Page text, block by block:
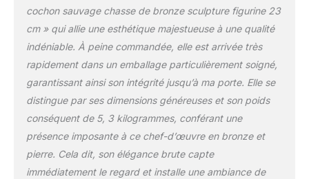
cochon sauvage chasse de bronze sculpture figurine 23
cm » qui allie une esthétique majestueuse à une qualité
indéniable. À peine commandée, elle est arrivée très
rapidement dans un emballage particulièrement soigné,
garantissant ainsi son intégrité jusqu’à ma porte. Elle se
distingue par ses dimensions généreuses et son poids
conséquent de 5, 3 kilogrammes, conférant une
présence imposante à ce chef-d’œuvre en bronze et
pierre. Cela dit, son élégance brute capte
immédiatement le regard et installe une ambiance de